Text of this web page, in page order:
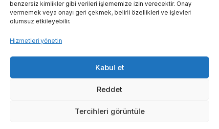
benzersiz kimlikler gibi verileri işlememize izin verecektir. Onay
vermemek veya onayı geri çekmek, belirli özellikleri ve işlevleri
olumsuz etkileyebilir.
Hizmetleri yönetin
Kabul et
Reddet
Tercihleri görüntüle
Kalite politikamız
© 2026 Enka Tarım